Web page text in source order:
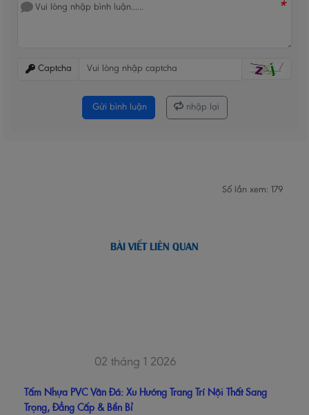
*
Captcha
Gửi bình luận nhập lại
Số lần xem: 179
BÀI VIẾT LIÊN QUAN
02 tháng 1 2026
Tấm Nhựa PVC Vân Đá: Xu Hướng Trang Trí Nội Thất Sang
Trọng, Đẳng Cấp & Bền Bỉ